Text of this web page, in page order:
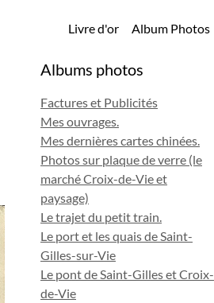
Livre d'or Album Photos
Albums photos
Factures et Publicités
Mes ouvrages.
Mes dernières cartes chinées.
Photos sur plaque de verre (le
marché Croix-de-Vie et
paysage)
Le trajet du petit train.
Le port et les quais de Saint-
Gilles-sur-Vie
Le pont de Saint-Gilles et Croix-
de-Vie